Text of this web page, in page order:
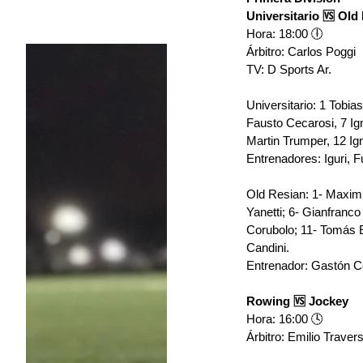
Universitario 🆚 Old
Hora: 18:00 🕕
Árbitro: Carlos Poggi
TV: D Sports Ar.
Universitario: 1
Fausto Cecarosi, 7
Martin Trumper, 12
Entrenadores: Iguri,
Old Resian: 1-
Yanetti; 6-
Corubolo; 11- Tomás
Candini.
Entrenador: Gastón
Rowing 🆚 Jockey
Hora: 16:00 🕓
Árbitro: Emilio